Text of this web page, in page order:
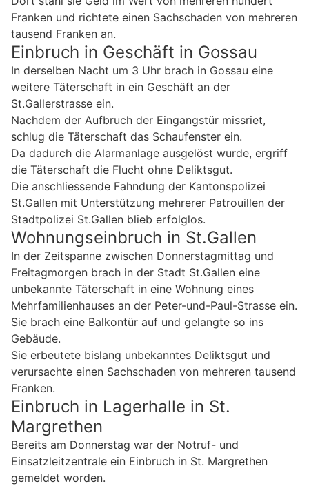
Franken und richtete einen Sachschaden von mehreren
tausend Franken an.
Einbruch in Geschäft in Gossau
In derselben Nacht um 3 Uhr brach in Gossau eine
weitere Täterschaft in ein Geschäft an der
St.Gallerstrasse ein.
Nachdem der Aufbruch der Eingangstür missriet,
schlug die Täterschaft das Schaufenster ein.
Da dadurch die Alarmanlage ausgelöst wurde, ergriff
die Täterschaft die Flucht ohne Deliktsgut.
Die anschliessende Fahndung der Kantonspolizei
St.Gallen mit Unterstützung mehrerer Patrouillen der
Stadtpolizei St.Gallen blieb erfolglos.
Wohnungseinbruch in St.Gallen
In der Zeitspanne zwischen Donnerstagmittag und
Freitagmorgen brach in der Stadt St.Gallen eine
unbekannte Täterschaft in eine Wohnung eines
Mehrfamilienhauses an der Peter-und-Paul-Strasse ein.
Sie brach eine Balkontür auf und gelangte so ins
Gebäude.
Sie erbeutete bislang unbekanntes Deliktsgut und
verursachte einen Sachschaden von mehreren tausend
Franken.
Einbruch in Lagerhalle in St.
Margrethen
Bereits am Donnerstag war der Notruf- und
Einsatzleitzentrale ein Einbruch in St. Margrethen
gemeldet worden.